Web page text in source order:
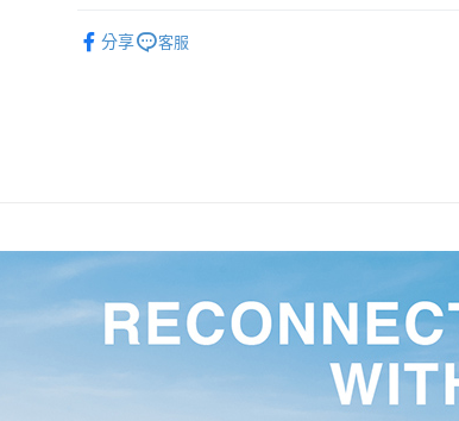
▎換季好康專區 $1000~$1999
戶外機能嚴選🏌️下殺5折起
分享 客服